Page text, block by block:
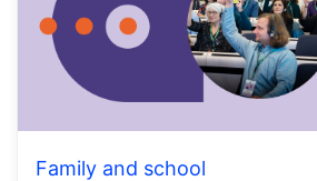
Family and school